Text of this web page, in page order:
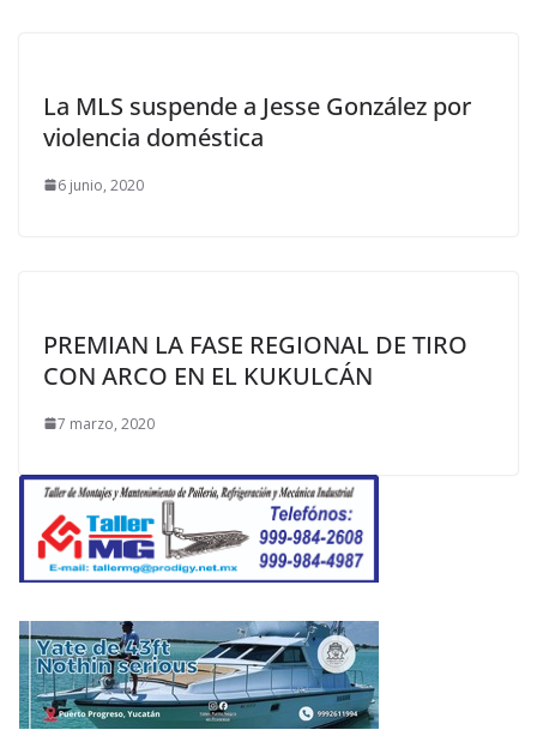
La MLS suspende a Jesse González por
violencia doméstica
6 junio, 2020
PREMIAN LA FASE REGIONAL DE TIRO
CON ARCO EN EL KUKULCÁN
7 marzo, 2020